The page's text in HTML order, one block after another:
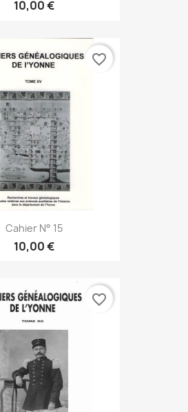
10,00 €
Cahier N° 15
10,00 €
favorite_border
favorite_border